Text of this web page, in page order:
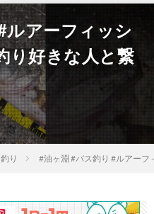
ルアーフィッシ
り好きな人と繋
り #油ヶ淵 #バス釣り #ルアー